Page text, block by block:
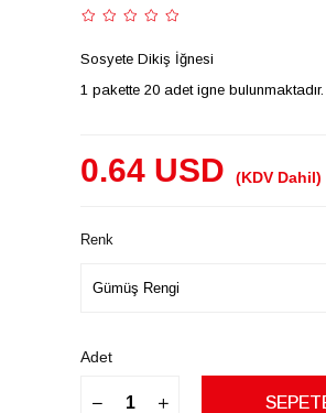
Sosyete Dikiş İğnesi
1 pakette 20 adet igne bulunmaktadır.
0.64 USD (KDV Dahil)
Renk
Adet